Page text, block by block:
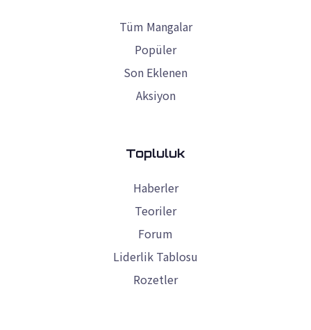
Tüm Mangalar
Popüler
Son Eklenen
Aksiyon
Topluluk
Haberler
Teoriler
Forum
Liderlik Tablosu
Rozetler